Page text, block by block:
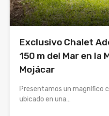
Exclusivo Chalet
150 m del Mar en la
Mojácar
Presentamos un magnífico
ubicado en una…